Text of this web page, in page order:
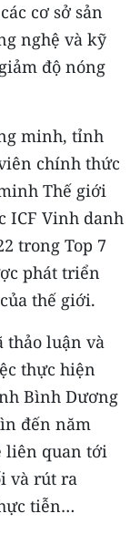
cơ sở sản
nghệ và kỹ
độ nóng
minh, tỉnh
chính thức
Thế giới
ICF Vinh danh
trong Top 7
phát triển
thế giới.
thảo luận và
thực hiện
Bình Dương
đến năm
liên quan tới
và rút ra
tiễn…